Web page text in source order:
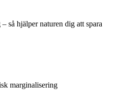
så hjälper naturen dig att spara
marginalisering